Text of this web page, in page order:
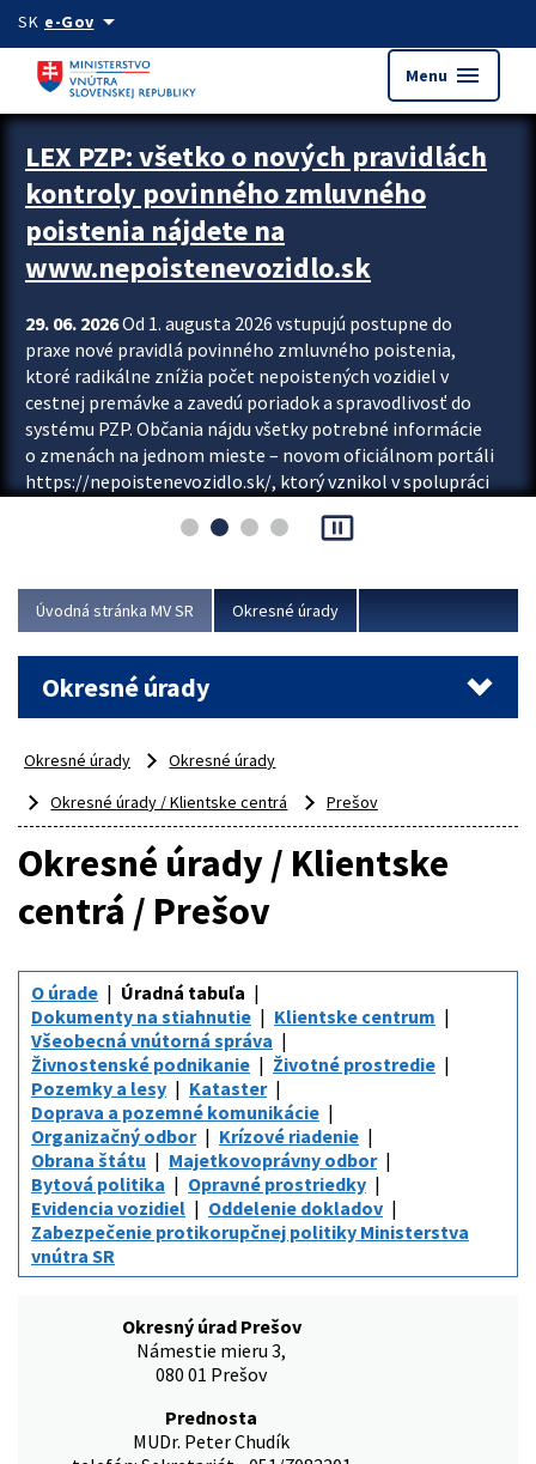
Preskocit na hlavný obsah
SK e-Govarrow_drop_down
Menu menu
Zastavit automatický posun upútavok
LEX PZP: všetko o nových pravidlách
kontroly povinného zmluvného
poistenia nájdete na
www.nepoistenevozidlo.sk
29. 06. 2026Od 1. augusta 2026 vstupujú postupne do
praxe nové pravidlá povinného zmluvného poistenia,
ktoré radikálne znížia počet nepoistených vozidiel v
cestnej premávke a zavedú poriadok a spravodlivosť do
systému PZP. Občania nájdu všetky potrebné informácie
o zmenách na jednom mieste – novom oficiálnom portáli
https://nepoistenevozidlo.sk/, ktorý vznikol v spolupráci
asociácie poisťovní (SLASPO) a Ministerstva vnútra SR.
Viac
pause_presentation
Úvodná stránka MV SR Okresné úrady
Okresné úrady
Okresné úrady
Okresné úrady
Okresné úrady / Klientske centrá
Prešov
Okresné úrady / Klientske
centrá / Prešov
O úrade
Úradná tabuľa
Dokumenty na stiahnutie
Klientske centrum
Všeobecná vnútorná správa
Živnostenské podnikanie
Životné prostredie
Pozemky a lesy
Kataster
Doprava a pozemné komunikácie
Organizačný odbor
Krízové riadenie
Obrana štátu
Majetkovoprávny odbor
Bytová politika
Opravné prostriedky
Evidencia vozidiel
Oddelenie dokladov
Zabezpečenie protikorupčnej politiky Ministerstva
vnútra SR
Okresný úrad Prešov
Námestie mieru 3,
080 01 Prešov
Prednosta
MUDr. Peter Chudík